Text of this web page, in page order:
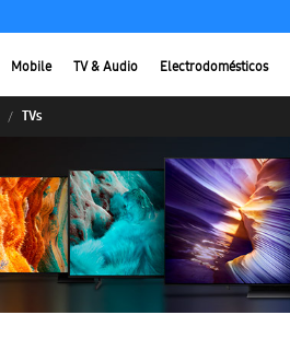
Mobile TV & Audio Electrodomésticos
TVs